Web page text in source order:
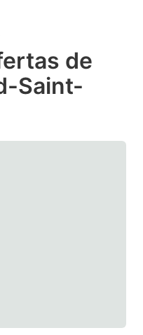
to
get
the
shortcuts
de
Saint-